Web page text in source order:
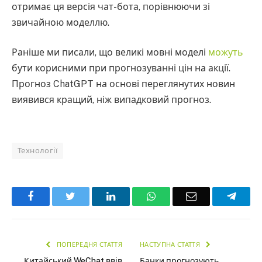
отримає ця версія чат-бота, порівнюючи зі
звичайною моделлю.
Раніше ми писали, що великі мовні моделі можуть
бути корисними при прогнозуванні цін на акції.
Прогноз ChatGPT на основі переглянутих новин
виявився кращий, ніж випадковий прогноз.
Технології
Facebook LinkedInWhatsAppEmail
ПОПЕРЕДНЯ СТАТТЯ НАСТУПНА СТАТТЯ